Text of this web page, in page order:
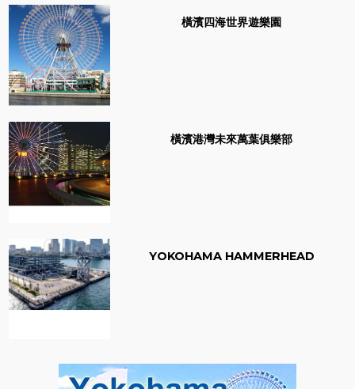
橫濱四海世界遊樂園
橫濱港灣未來萬葉俱樂部
YOKOHAMA HAMMERHEAD